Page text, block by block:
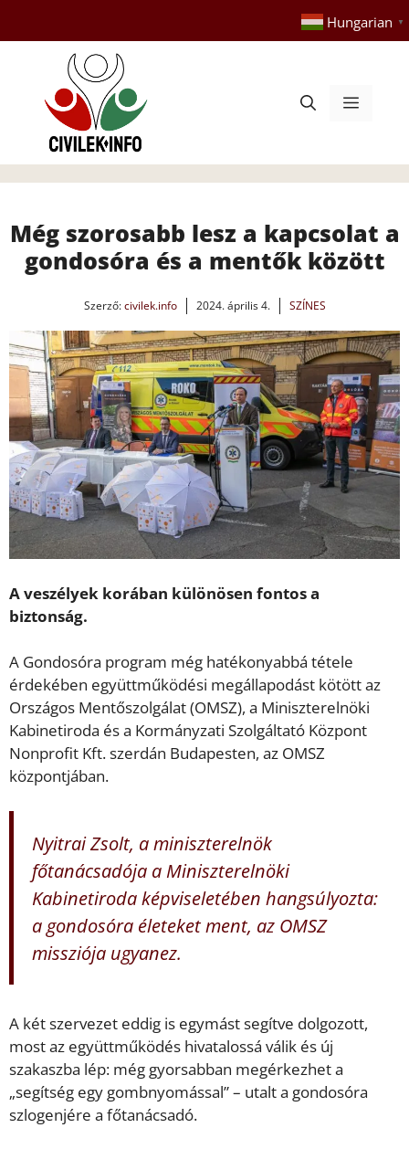
tartalomba
Hungarian ▼
Menü
Még szorosabb lesz a kapcsolat a
gondosóra és a mentők között
Szerző:civilek.info 2024. április 4. SZÍNES
A veszélyek korában különösen fontos a
biztonság.
A Gondosóra program még hatékonyabbá tétele
érdekében együttműködési megállapodást kötött az
Országos Mentőszolgálat (OMSZ), a Miniszterelnöki
Kabinetiroda és a Kormányzati Szolgáltató Központ
Nonprofit Kft. szerdán Budapesten, az OMSZ
központjában.
Nyitrai Zsolt, a miniszterelnök
főtanácsadója a Miniszterelnöki
Kabinetiroda képviseletében hangsúlyozta:
a gondosóra életeket ment, az OMSZ
missziója ugyanez.
A két szervezet eddig is egymást segítve dolgozott,
most az együttműködés hivatalossá válik és új
szakaszba lép: még gyorsabban megérkezhet a
„segítség egy gombnyomással” – utalt a gondosóra
szlogenjére a főtanácsadó.